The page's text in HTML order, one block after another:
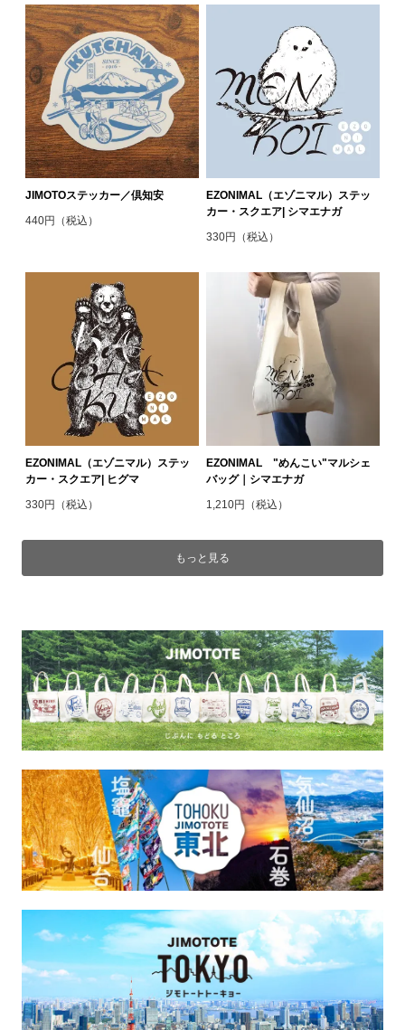
JIMOTOステッカー／倶知安
440円（税込）
EZONIMAL（エゾニマル）ステッ
カー・スクエア| シマエナガ
330円（税込）
EZONIMAL（エゾニマル）ステッ
カー・スクエア| ヒグマ
330円（税込）
EZONIMAL "めんこい"マルシェ
バッグ｜シマエナガ
1,210円（税込）
もっと見る